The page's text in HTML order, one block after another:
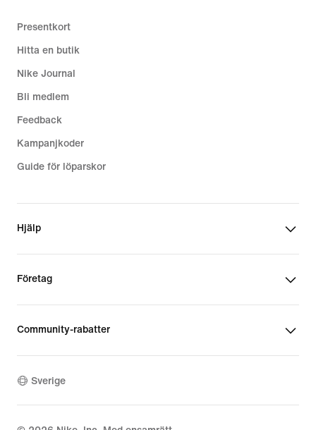
Presentkort
Hitta en butik
Nike Journal
Bli medlem
Feedback
Kampanjkoder
Guide för löparskor
Hjälp
Företag
Community-rabatter
Sverige